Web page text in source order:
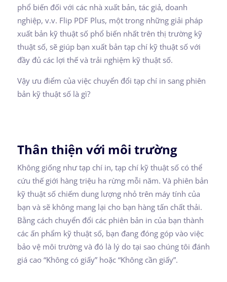
phổ biến đối với các nhà xuất bản, tác giả, doanh
nghiệp, v.v. Flip PDF Plus, một trong những giải pháp
xuất bản kỹ thuật số phổ biến nhất trên thị trường kỹ
thuật số, sẽ giúp bạn xuất bản tạp chí kỹ thuật số với
đầy đủ các lợi thế và trải nghiệm kỹ thuật số.
Vậy ưu điểm của việc chuyển đổi tạp chí in sang phiên
bản kỹ thuật số là gì?
Thân thiện với môi trường
Không giống như tạp chí in, tạp chí kỹ thuật số có thể
cứu thế giới hàng triệu ha rừng mỗi năm. Và phiên bản
kỹ thuật số chiếm dung lượng nhỏ trên máy tính của
bạn và sẽ không mang lại cho bạn hàng tấn chất thải.
Bằng cách chuyển đổi các phiên bản in của bạn thành
các ấn phẩm kỹ thuật số, bạn đang đóng góp vào việc
bảo vệ môi trường và đó là lý do tại sao chúng tôi đánh
giá cao “Không có giấy” hoặc “Không cần giấy”.